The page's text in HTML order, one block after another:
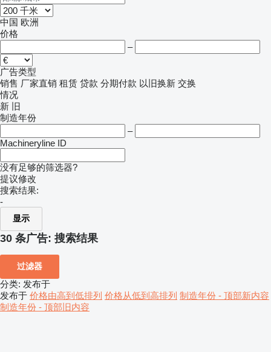
中国 欧洲
价格
–
广告类型
销售 厂家直销 租赁 贷款 分期付款 以旧换新 交换
情况
新 旧
制造年份
–
Machineryline ID
没有足够的筛选器?
提议修改
搜索结果:
-
显示
30 条广告: 搜索结果
过滤器
分类: 发布于
发布于 价格由高到低排列 价格从低到高排列 制造年份 - 顶部新内容
制造年份 - 顶部旧内容